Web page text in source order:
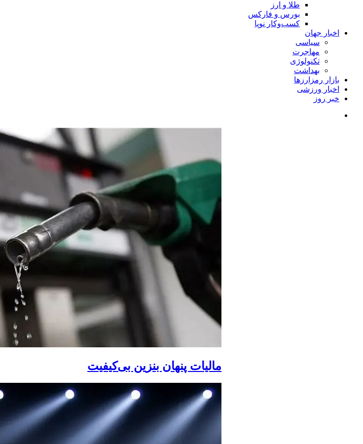
طلا و ارز
بورس و فارکس
کسب‌وکار نوپا
اخبار جهان
سیاسی
مهاجرت
تکنولوژی
بهداشت
بازار رمزارزها
اخبار ورزشی
خبر روز
مالیات پنهان بنزین بی‌کیفیت